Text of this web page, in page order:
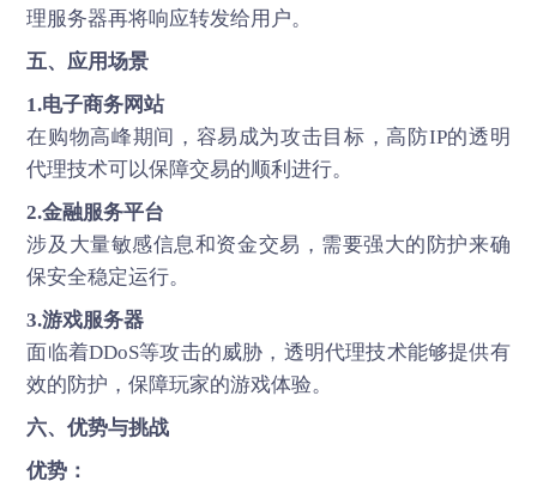
理服务器再将响应转发给用户。
五、应用场景
1.电子商务网站
在购物高峰期间，容易成为攻击目标，高防IP的透明
代理技术可以保障交易的顺利进行。
2.金融服务平台
涉及大量敏感信息和资金交易，需要强大的防护来确
保安全稳定运行。
3.游戏服务器
面临着DDoS等攻击的威胁，透明代理技术能够提供有
效的防护，保障玩家的游戏体验。
六、优势与挑战
优势：